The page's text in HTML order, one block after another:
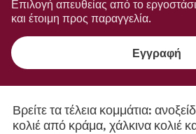
Επιλογή απευθείας από το
και έτοιμη προς παραγγελία.
Εγγραφή
Βρείτε τα τέλεια κομμάτια:
κολιέ από κράμα, χάλκινα κολιέ